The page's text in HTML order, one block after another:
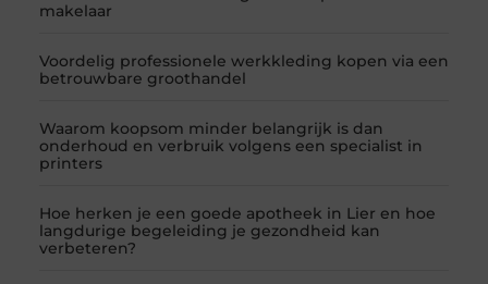
makelaar
Voordelig professionele werkkleding kopen via een
betrouwbare groothandel
Waarom koopsom minder belangrijk is dan
onderhoud en verbruik volgens een specialist in
printers
Hoe herken je een goede apotheek in Lier en hoe
langdurige begeleiding je gezondheid kan
verbeteren?